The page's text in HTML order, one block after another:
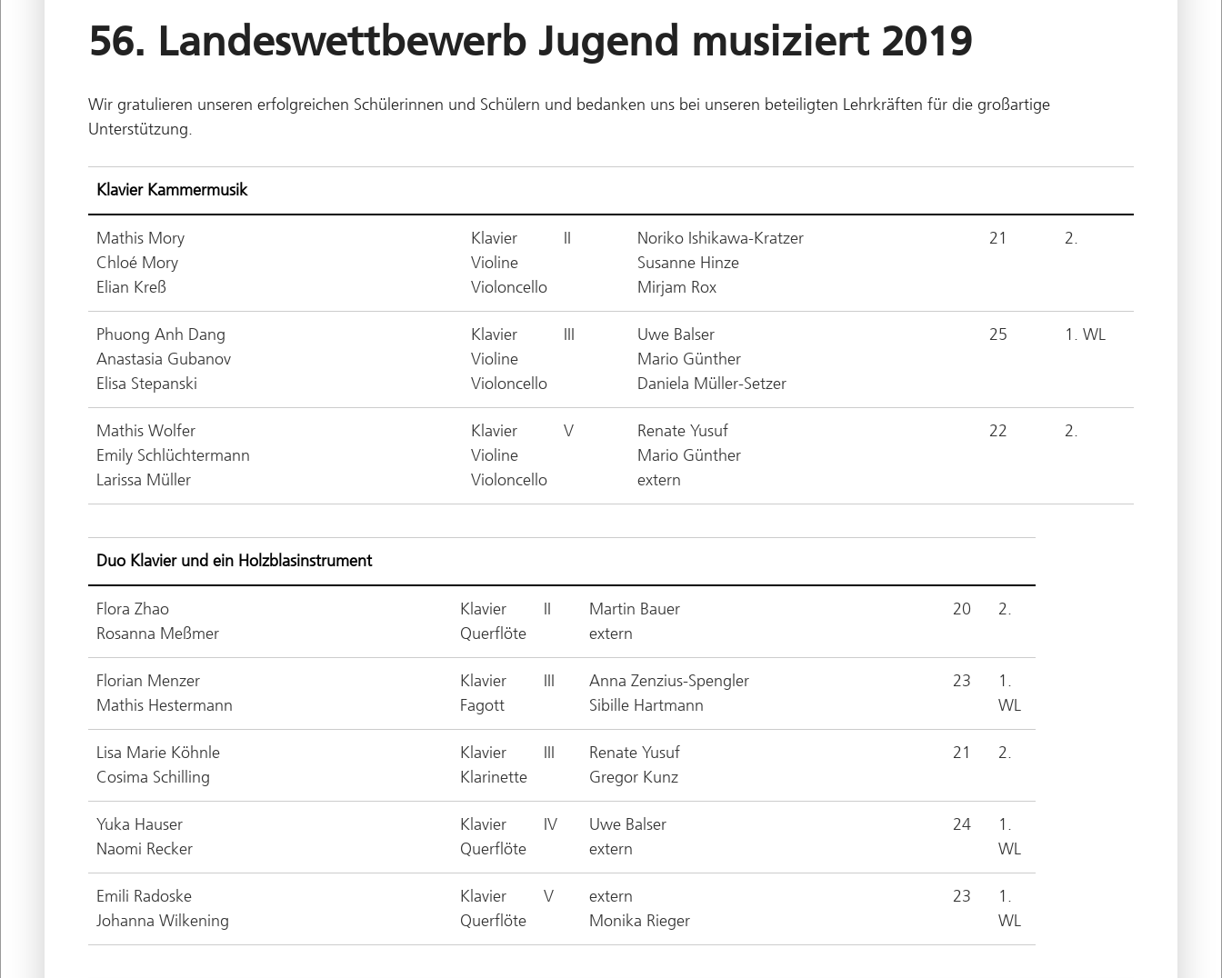
56. Landeswettbewerb Jugend musiziert 2019
Wir gratulieren unseren erfolgreichen Schülerinnen und Schülern und bedanken uns bei unseren beteiligten Lehrkräften für die großartige
Unterstützung.
Klavier Kammermusik
Mathis Mory
Chloé Mory
Elian Kreß
Klavier
Violine
Violoncello
II
Noriko Ishikawa-Kratzer
Susanne Hinze
Mirjam Rox
21 2.
Phuong Anh Dang
Anastasia Gubanov
Elisa Stepanski
Klavier
Violine
Violoncello
III
Uwe Balser
Mario Günther
Daniela Müller-Setzer
25 1. WL
Mathis Wolfer
Emily Schlüchtermann
Larissa Müller
Klavier
Violine
Violoncello
V
Renate Yusuf
Mario Günther
extern
22 2.
Duo Klavier und ein Holzblasinstrument
Flora Zhao
Rosanna Meßmer
Klavier
Querflöte
II
Martin Bauer
extern
20 2.
Florian Menzer
Mathis Hestermann
Klavier
Fagott
III
Anna Zenzius-Spengler
Sibille Hartmann
23
1.
WL
Lisa Marie Köhnle
Cosima Schilling
Klavier
Klarinette
III
Renate Yusuf
Gregor Kunz
21 2.
Yuka Hauser
Naomi Recker
Klavier
Querflöte
IV
Uwe Balser
extern
24
1.
WL
Emili Radoske
Johanna Wilkening
Klavier
Querflöte
V
extern
Monika Rieger
23
1.
WL